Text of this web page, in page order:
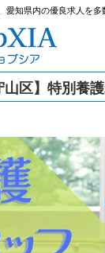
愛知県内の優良求人を多
山区】特別養